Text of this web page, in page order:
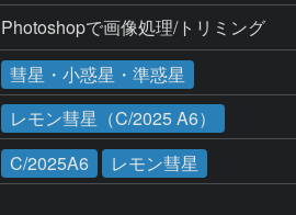
Photoshopで画像処理/トリミング
彗星・小惑星・準惑星
レモン彗星（C/2025 A6）
C/2025A6 レモン彗星